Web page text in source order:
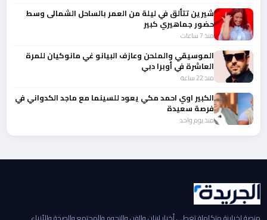
شيرين تتألق في ليلة من العمر بالساحل الشمالى وسط
حضور جماهيري كبير
منذ 7 ساعات
الموسيقي والملحن وعازف البيانو غي مانوكيان للمرة
العاشرة في أوبرا دبي
منذ 22 ساعة
الكبير اوي احمد مكي يعود للسينما مع ماجد الكدواني في
فرصة سعيدة
منذ يوم واحد